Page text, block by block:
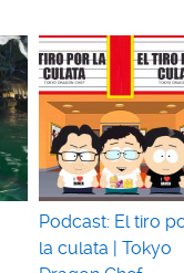
Podcast: El tiro
la culata | Tokyo